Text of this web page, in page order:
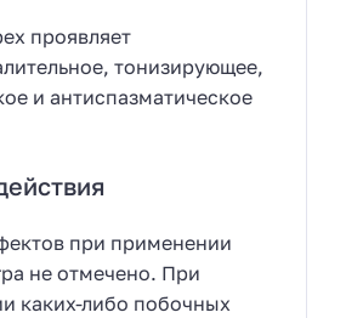
проявляет
тонизирующее,
и антиспазматическое
при применении
не отмечено. При
каких-либо побочных